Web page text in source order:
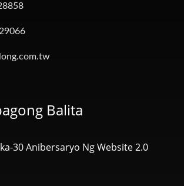
Balita
30 Anibersaryo Ng Website 2.0